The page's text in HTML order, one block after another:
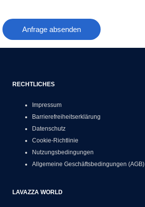
Anfrage absenden
RECHTLICHES
Impressum
Barrierefreiheitserklärung
Datenschutz
Cookie-Richtlinie
Nutzungsbedingungen
Allgemeine Geschäftsbedingungen (AGB)
LAVAZZA WORLD